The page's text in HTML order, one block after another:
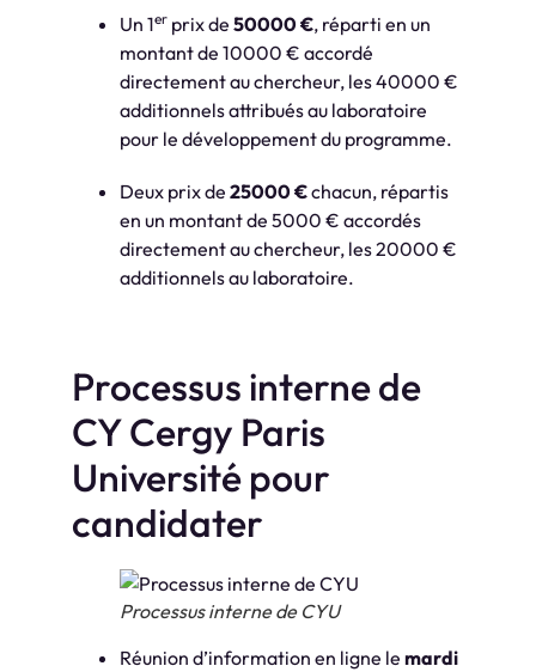
Un 1er prix de 50000 €, réparti en un
montant de 10000 € accordé
directement au chercheur, les 40000 €
additionnels attribués au laboratoire
pour le développement du programme.
Deux prix de 25000 €chacun, répartis
en un montant de 5000 € accordés
directement au chercheur, les 20000 €
additionnels au laboratoire.
Processus interne de
CY Cergy Paris
Université pour
candidater
Processus interne de CYU
Réunion d’information en ligne le mardi